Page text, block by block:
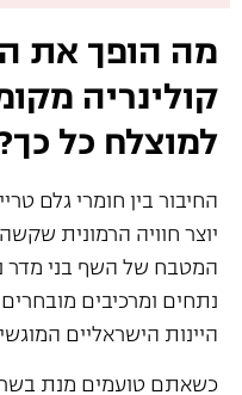
מה הופך את
קולינריה
למוצלח כל כך?
החיבור בין חומרי גלם
יוצר חוויה הרמונית
המטבח של השף בני מדר
נתחים ומרכיבים
היינות הישראליים
כשאתם טועמים מנת בשר